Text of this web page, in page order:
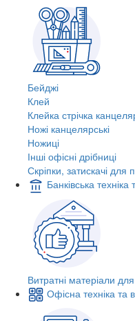
Бейджі
Клей
Клейка стрічка
Ножі канцелярські
Ножиці
Інші офісні дрібниці
Скріпки, затискачі для
Банківська
Витратні матеріали
Офісна техніка та